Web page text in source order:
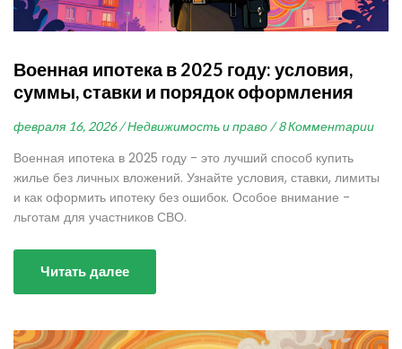
Военная ипотека в 2025 году: условия,
суммы, ставки и порядок оформления
февраля 16, 2026 / Недвижимость и право / 8 Комментарии
Военная ипотека в 2025 году - это лучший способ купить
жилье без личных вложений. Узнайте условия, ставки, лимиты
и как оформить ипотеку без ошибок. Особое внимание -
льготам для участников СВО.
Читать далее